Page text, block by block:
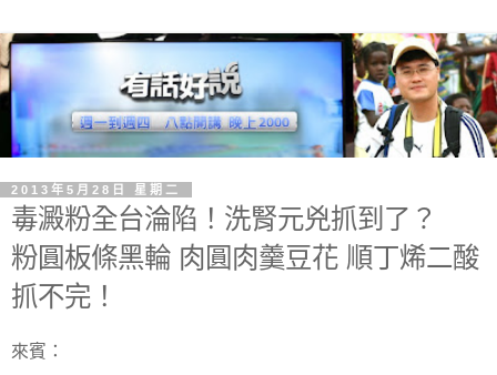
2013年5月28日 星期二
毒澱粉全台淪陷！洗腎元兇抓到了？
粉圓板條黑輪 肉圓肉羹豆花 順丁烯二酸
抓不完！
來賓：